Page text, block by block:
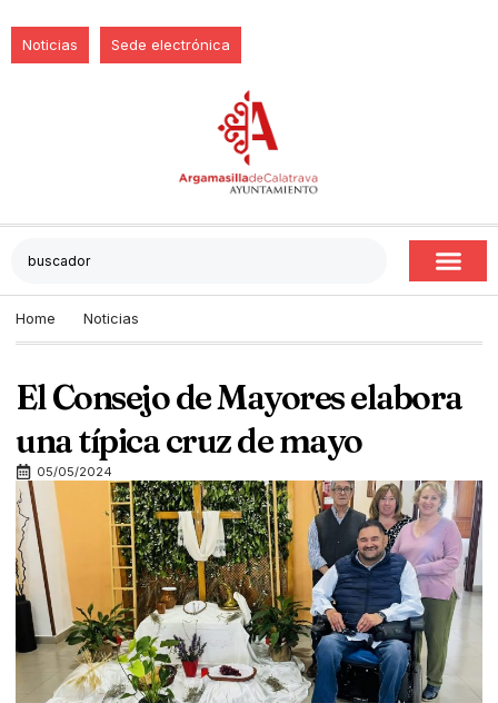
Noticias Sede electrónica
Home Noticias
El Consejo de Mayores elabora
una típica cruz de mayo
05/05/2024